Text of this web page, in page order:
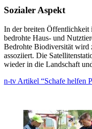
Sozialer Aspekt
In der breiten Öffentlichkeit
bedrohte Haus- und
Bedrohte Biodiversität wird
assoziiert. Die
wieder in die Landschaft
n-tv Artikel “Schafe helfen